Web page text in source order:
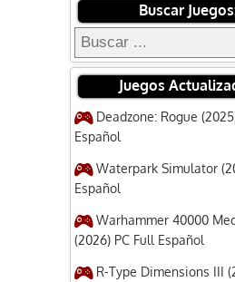
Buscar
Juegos
Deadzone: Rogue
Español
Waterpark Simulator
Español
Warhammer 40000
(2026) PC Full Español
R-Type Dimensions III